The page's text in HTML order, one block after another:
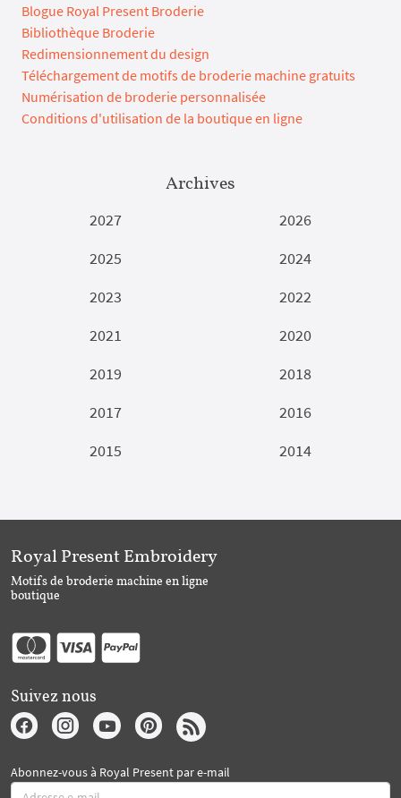
Blogue Royal Present Broderie
Bibliothèque Broderie
Redimensionnement du design
Téléchargement de motifs de broderie machine gratuits
Numérisation de broderie personnalisée
Conditions d'utilisation de la boutique en ligne
Archives
2027
2026
2025
2024
2023
2022
2021
2020
2019
2018
2017
2016
2015
2014
Royal Present Embroidery
Motifs de broderie machine en ligne
boutique
Suivez nous
Abonnez-vous à Royal Present par e-mail